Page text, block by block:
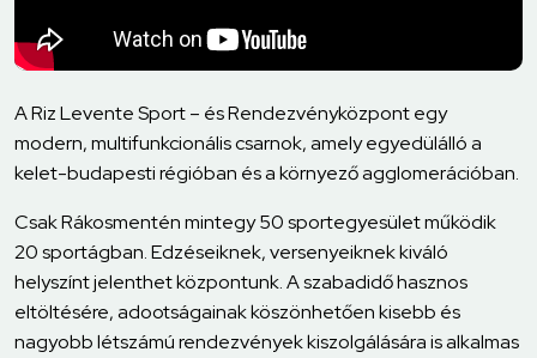
A Riz Levente Sport – és Rendezvényközpont egy
modern, multifunkcionális csarnok, amely egyedülálló a
kelet-budapesti régióban és a környező agglomerációban.
Csak Rákosmentén mintegy 50 sportegyesület működik
20 sportágban. Edzéseiknek, versenyeiknek kiváló
helyszínt jelenthet központunk. A szabadidő hasznos
eltöltésére, adootságainak köszönhetően kisebb és
nagyobb létszámú rendezvények kiszolgálására is alkalmas